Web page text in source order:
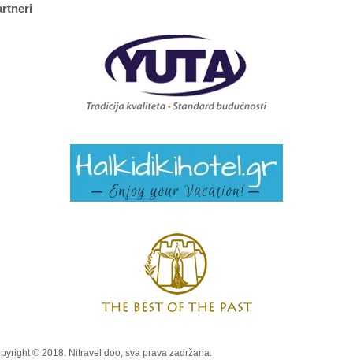
© 2018. Nitravel doo, sva prava zadržana.